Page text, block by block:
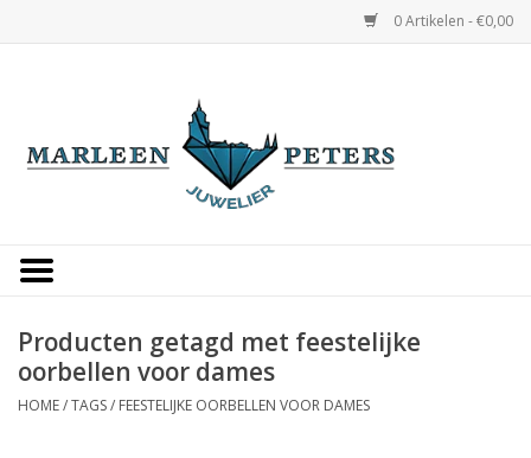
0 Artikelen - €0,00
Occasions
Producten getagd met feestelijke
oorbellen voor dames
HOME/TAGS/ FEESTELIJKE OORBELLEN VOOR DAMES